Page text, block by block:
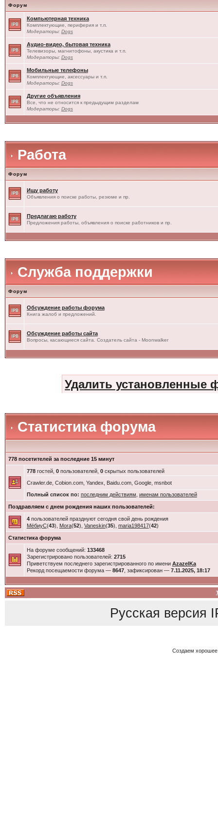
Форум
Компьютерная техника
Комплектующие, периферия и т.п.
Модераторы: Dogs
Аудио-видео, бытовая техника
Телевизоры, магнитофоны, акустика и т.п.
Модераторы: Dogs
Мобильные телефоны
Комплектующие, аксессуары и т.п.
Модераторы: Dogs
Другие объявления
Все, что не относится к предыдущим разделам
Модераторы: Dogs
Работа
Форум
Ищу работу
Объявления о поиске работы, резюме и пр.
Предлагаю работу
Предложения работы, объявления о поиске работников и пр.
Служба поддержки
Форум
Обсуждение работы форума
Книга жалоб и предложений.
Обсуждение работы сайта
Вопросы, касающиеся сайта. Создатель сайта - Moonwalker
Удалить установленные
Статистика форума
778 посетителей за последние 15 минут
778гостей, 0пользователей, 0скрытых пользователей
Crawler.de, Cobion.com, Yandex, Baidu.com, Google, msnbot
Полный список по: последним действиям именам пользователей
Поздравляем с днем рождения наших пользователей:
4пользователей празднуют сегодня свой день рождения
МёбиуС(43), Mora(52), Vaneskin(35), maria198417(42)
Статистика форума
На форуме сообщений: 133468
Зарегистрировано пользователей: 2715
Приветствуем последнего зарегистрированного по имени AzazelKa
Рекорд посещаемости форума — 8647, зафиксирован — 7.11.2025, 18:17
Русская версия
Создаем